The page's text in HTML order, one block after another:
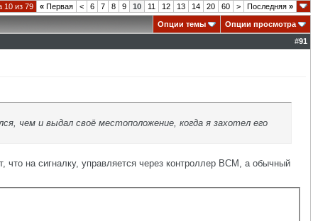
10 из 79 « Первая < 6 7 8 9 10 11 12 13 14 20 60 > Последняя »
Опции темы
Опции просмотра
#91
чем и выдал своё местоположение, когда я захотел его
на сигналку, управляется через контроллер BCM, а обычный